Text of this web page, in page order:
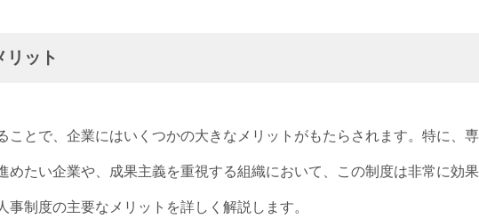
リット
ことで、企業にはいくつかの大きなメリットがもたらされます。特に、専
めたい企業や、成果主義を重視する組織において、この制度は非常に効果
事制度の主要なメリットを詳しく解説します。